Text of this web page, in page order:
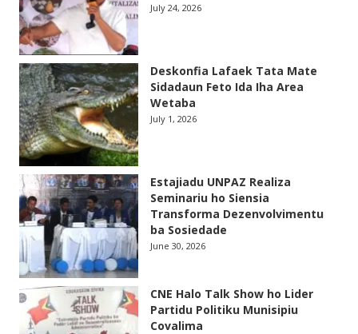
July 24, 2026
Deskonfia Lafaek Tata Mate
Sidadaun Feto Ida Iha Area
Wetaba
July 1, 2026
Estajiadu UNPAZ Realiza
Seminariu ho Siensia
Transforma Dezenvolvimentu
ba Sosiedade
June 30, 2026
CNE Halo Talk Show ho Lider
Partidu Politiku Munisipiu
Covalima